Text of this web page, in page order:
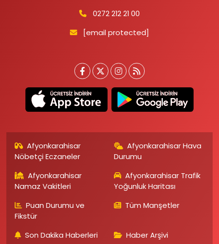
0272 212 21 00
[email protected]
Afyonkarahisar
Nöbetçi Eczaneler
Afyonkarahisar Hava
Durumu
Afyonkarahisar
Namaz Vakitleri
Afyonkarahisar Trafik
Yoğunluk Haritası
Puan Durumu ve
Fikstür
Tüm Manşetler
Son Dakika Haberleri Haber Arşivi